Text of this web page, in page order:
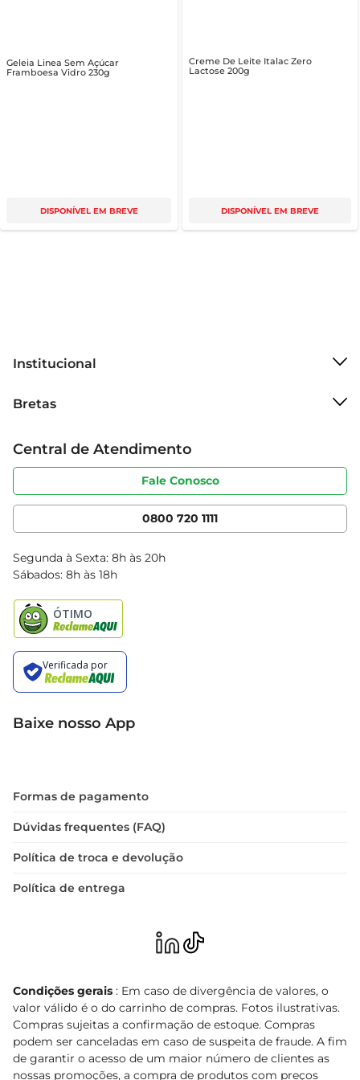
Geleia Linea Sem Açúcar
Framboesa Vidro 230g
DISPONÍVEL EM BREVE
Creme De Leite Italac Zero
Lactose 200g
DISPONÍVEL EM BREVE
Institucional
Grupo Cencosud
Sobre privacidade
Portal do fornecedor
Cencosud Media
Bretas
Produtos Bretas
Código de ética
Serviços
Clube Bretas
Blog Bretas
Black Friday
Central de Atendimento
Fale Conosco
0800 720 1111
Segunda à Sexta: 8h às 20h
Sábados: 8h às 18h
Baixe nosso App
Formas de pagamento
Dúvidas frequentes (FAQ)
Política de troca e devolução
Política de entrega
Condições gerais : Em caso de divergência de valores, o
valor válido é o do carrinho de compras. Fotos ilustrativas.
Compras sujeitas a confirmação de estoque. Compras
podem ser canceladas em caso de suspeita de fraude. A fim
de garantir o acesso de um maior número de clientes as
nossas promoções, a compra de produtos com preços